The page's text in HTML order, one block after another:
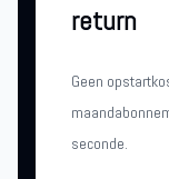
return
Geen
seconde.